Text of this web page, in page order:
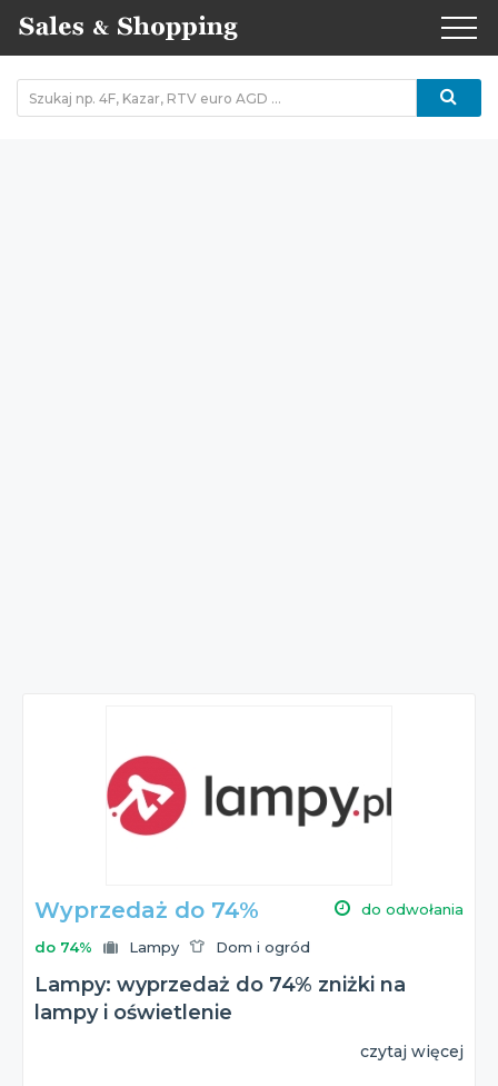
Wyprzedaż do 74% do odwołania
do 74% Lampy Dom i ogród
Lampy: wyprzedaż do 74% zniżki na
lampy i oświetlenie
czytaj więcej